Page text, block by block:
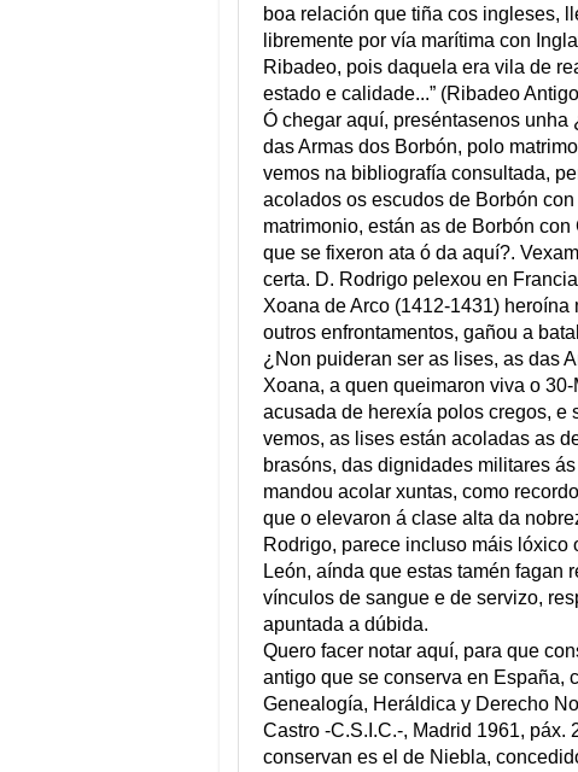
boa relación que tiña cos ingleses,
libremente por vía marítima con
Ribadeo, pois daquela era vila de
estado e calidade...” (Ribadeo
Ó chegar aquí, preséntasenos
das Armas dos Borbón, polo
vemos na bibliografía consultada,
acolados os escudos de Borbón
matrimonio, están as de Borbón
que se fixeron ata ó da aquí?.
certa. D. Rodrigo pelexou en
Xoana de Arco (1412-1431) heroína
outros enfrontamentos, gañou a
¿Non puideran ser as lises, as das
Xoana, a quen queimaron viva o
acusada de herexía polos cregos, e
vemos, as lises están acoladas as
brasóns, das dignidades militares
mandou acolar xuntas, como
que o elevaron á clase alta da
Rodrigo, parece incluso máis
León, aínda que estas tamén fagan
vínculos de sangue e de servizo,
apuntada a dúbida.
Quero facer notar aquí, para que
antigo que se conserva en España,
Genealogía, Heráldica y Derecho
Castro -C.S.I.C.-, Madrid 1961, páx.
conservan es el de Niebla,